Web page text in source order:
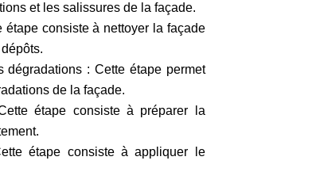
et les salissures de la façade.
étape consiste à nettoyer la façade
dégradations : Cette étape permet
de la façade.
étape consiste à préparer la
étape consiste à appliquer le